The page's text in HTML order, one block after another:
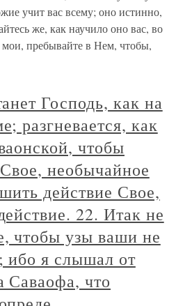
учит вас всему; оно истинно,
же, как научило оно вас, во
пребывайте в Нем, чтобы,
Господь, как на
разгневается, как
чтобы
необычайное
действие Свое,
22. Итак не
чтобы узы ваши не
ибо я слышал от
Саваофа, что